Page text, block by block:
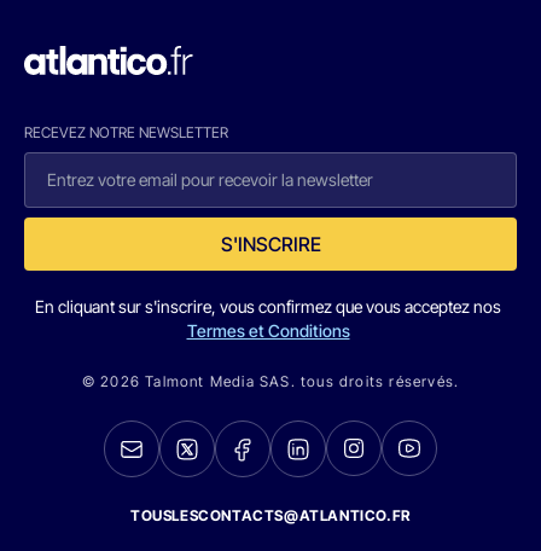
RECEVEZ NOTRE NEWSLETTER
S'INSCRIRE
En cliquant sur s'inscrire, vous confirmez que vous acceptez nos
Termes et Conditions
© 2026 Talmont Media SAS. tous droits réservés.
TOUSLESCONTACTS@ATLANTICO.FR